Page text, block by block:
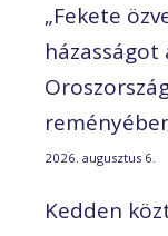
„Fekete
2026. augusztus 6.
Kedden